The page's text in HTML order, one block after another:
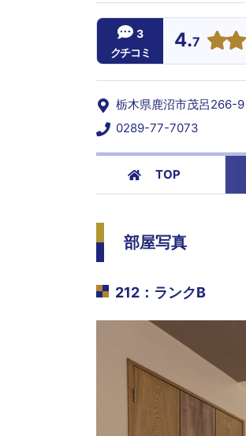
3
クチコミ
4.7
栃木県鹿沼市茂呂266-9
0289-77-7073
TOP
部屋写真
212 ： ランクB